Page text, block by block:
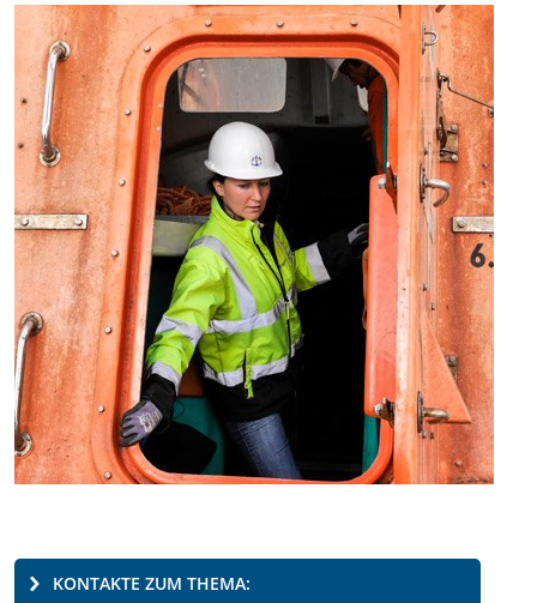
KONTAKTE ZUM THEMA: